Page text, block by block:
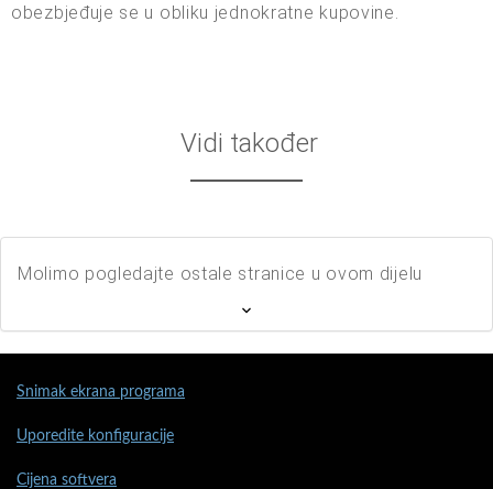
obezbjeđuje se u obliku jednokratne kupovine.
Vidi također
Molimo pogledajte ostale stranice u ovom dijelu
Snimak ekrana programa
Uporedite konfiguracije
Cijena softvera